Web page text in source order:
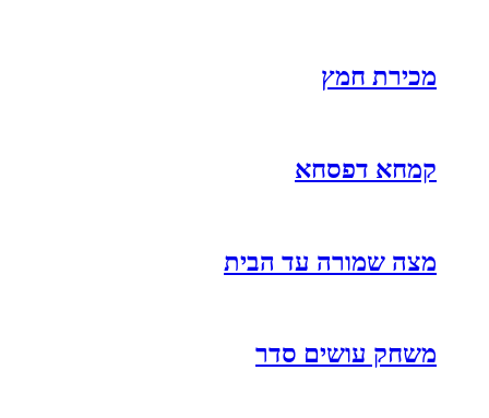
מכירת חמץ
קמחא דפסחא
מצה שמורה עד הבית
משחק עושים סדר